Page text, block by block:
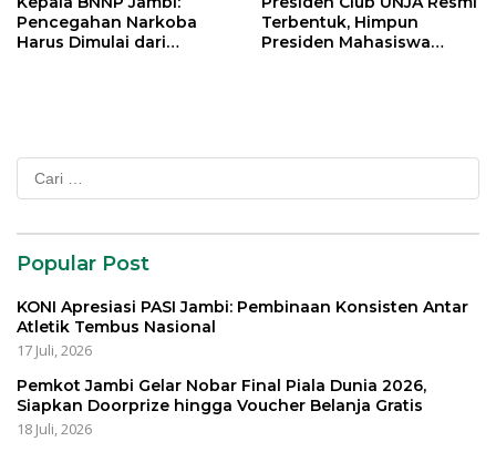
Pencegahan Narkoba
Harus Dimulai dari
Terbentuk, Himpun
Presiden Mahasiswa
Popular Post
KONI Apresiasi PASI Jambi: Pembinaan Konsisten Antar
Atletik Tembus Nasional
17 Juli, 2026
Pemkot Jambi Gelar Nobar Final Piala Dunia 2026,
Siapkan Doorprize hingga Voucher Belanja Gratis
18 Juli, 2026